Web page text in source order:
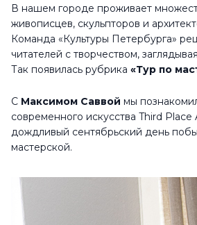
В нашем городе проживает
живописцев, скульпторов и
Команда «Культуры Петербурга»
читателей с творчеством,
Так появилась рубрика «Тур по
С Максимом Саввой мы
современного искусства Third Place
дождливый сентябрьский день
мастерской.